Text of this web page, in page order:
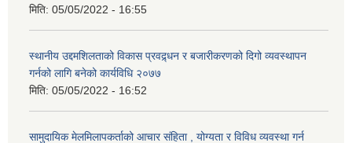
मिति: 05/05/2022 - 16:55
स्थानीय उद्दमशिलताको विकास प्रवद्र्धन र बजारीकरणको दिगो व्यवस्थापन
गर्नको लागि बनेको कार्यविधि २०७७
मिति: 05/05/2022 - 16:52
सामुदायिक मेलमिलापकर्ताको आचार संहिता , योग्यता र विविध व्यवस्था गर्न